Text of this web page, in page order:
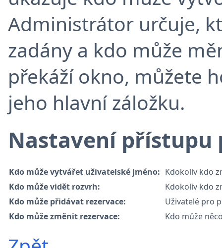
Administrátor určuje,
zadány a kdo může
překáží okno, můžete
jeho hlavní záložku.
Nastavení
Kdo může vytvářet uživatelské jméno: Kdokoliv kdo
Kdo může vidět rozvrh:
Kdokoliv kdo
Kdo může přidávat rezervace:
Uživatelé pro
Kdo může změnit rezervace:
Kdo může